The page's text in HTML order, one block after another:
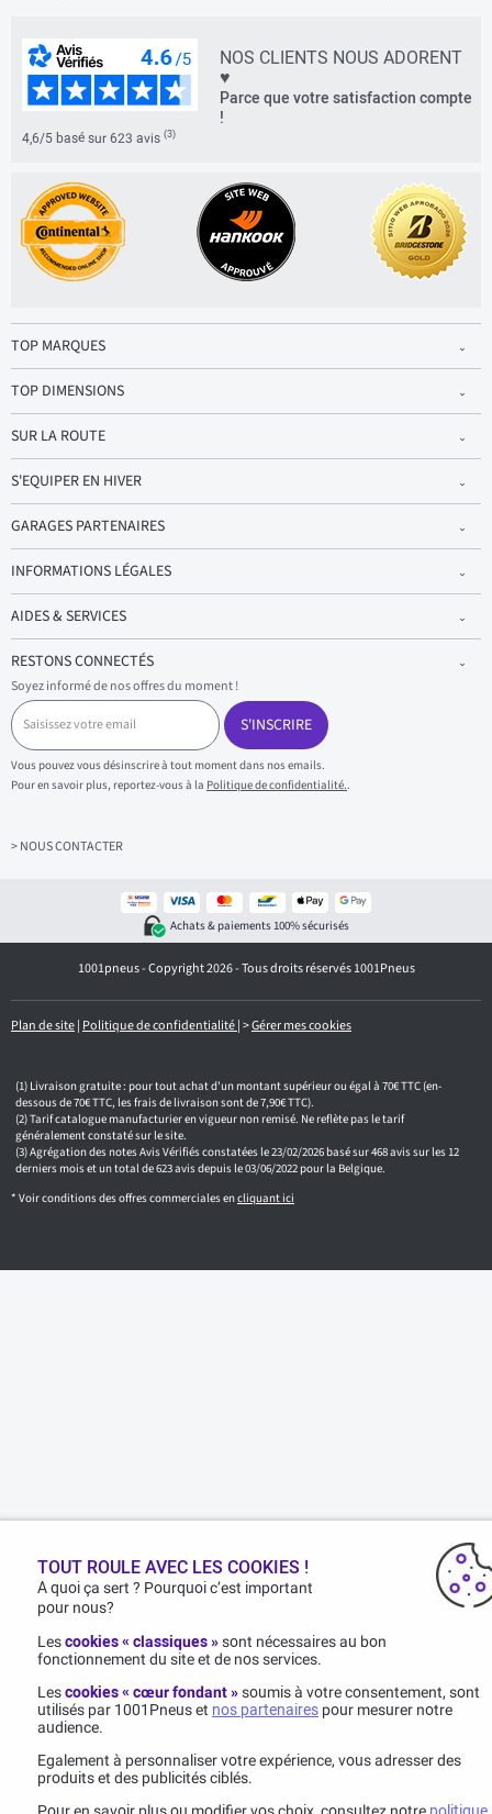
NOS CLIENTS NOUS ADORENT
♥
Parce que votre satisfaction compte
!
4,6/5 basé sur 623 avis (3)
TOP MARQUES
TOP DIMENSIONS
SUR LA ROUTE
S'EQUIPER EN HIVER
GARAGES PARTENAIRES
INFORMATIONS LÉGALES
AIDES & SERVICES
RESTONS CONNECTÉS
Soyez informé de nos offres du moment !
S
a
i
s
i
s
z
i
l
S'INSCRIRE
Vous pouvez vous désinscrire à tout moment dans nos emails.
Pour en savoir plus, reportez-vous à la Politique de confidentialité..
> NOUS CONTACTER
Achats & paiements 100% sécurisés
1001pneus - Copyright 2026 - Tous droits réservés 1001Pneus
Plan de site| Politique de confidentialité|>Gérer mes cookies
Livraison gratuite : pour tout achat d'un montant supérieur ou égal à 70€ TTC (en-
dessous de 70€ TTC, les frais de livraison sont de 7,90€ TTC).
Tarif catalogue manufacturier en vigueur non remisé. Ne reflète pas le tarif
généralement constaté sur le site.
Agrégation des notes Avis Vérifiés constatées le 23/02/2026 basé sur 468 avis sur les 12
derniers mois et un total de 623 avis depuis le 03/06/2022 pour la Belgique.
* Voir conditions des offres commerciales encliquant ici
TOUT ROULE AVEC LES COOKIES !
A quoi ça sert ? Pourquoi c’est important
pour nous?
Lescookies « classiques »sont nécessaires au bon
fonctionnement du site et de nos services.
Lescookies « cœur fondant »soumis à votre consentement, sont
utilisés par 1001Pneus et nos partenaires pour mesurer notre
audience.
Egalement à personnaliser votre expérience, vous adresser des
produits et des publicités ciblés.